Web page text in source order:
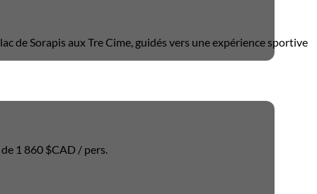
de Sorapis aux Tre Cime, guidés vers une expérience sportive
1 860 $CAD / pers.